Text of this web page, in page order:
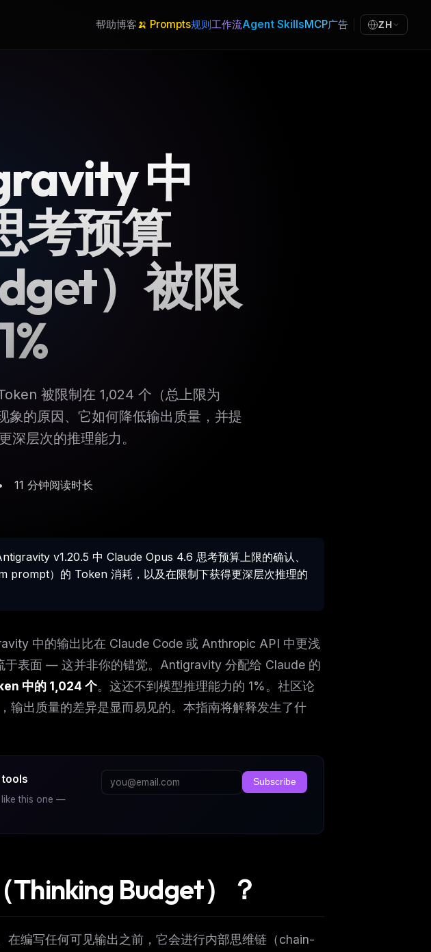
帮助博客🍌 Prompts规则工作流Agent SkillsMCP广告 ZH
中
考预算
）被限
被限制在 1,024 个（总上限为
的原因、它如何降低输出质量，并提
深层次的推理能力。
11 分钟阅读时长
v1.20.5 中 Claude Opus 4.6 思考预算上限的确认、
prompt）的 Token 消耗，以及在限制下获得更深层次推理的
中的输出比在 Claude Code 或 Anthropic API 中更浅
表面 — 这并非你的错觉。Antigravity 分配给 Claude 的
中的 1,024 个。这还不到模型推理能力的 1%。社区论
输出质量的差异是显而易见的。本指南将解释发生了什
like this one —
Subscribe
Thinking Budget）？
在编写任何可见输出之前，它会进行内部思维链（chain-